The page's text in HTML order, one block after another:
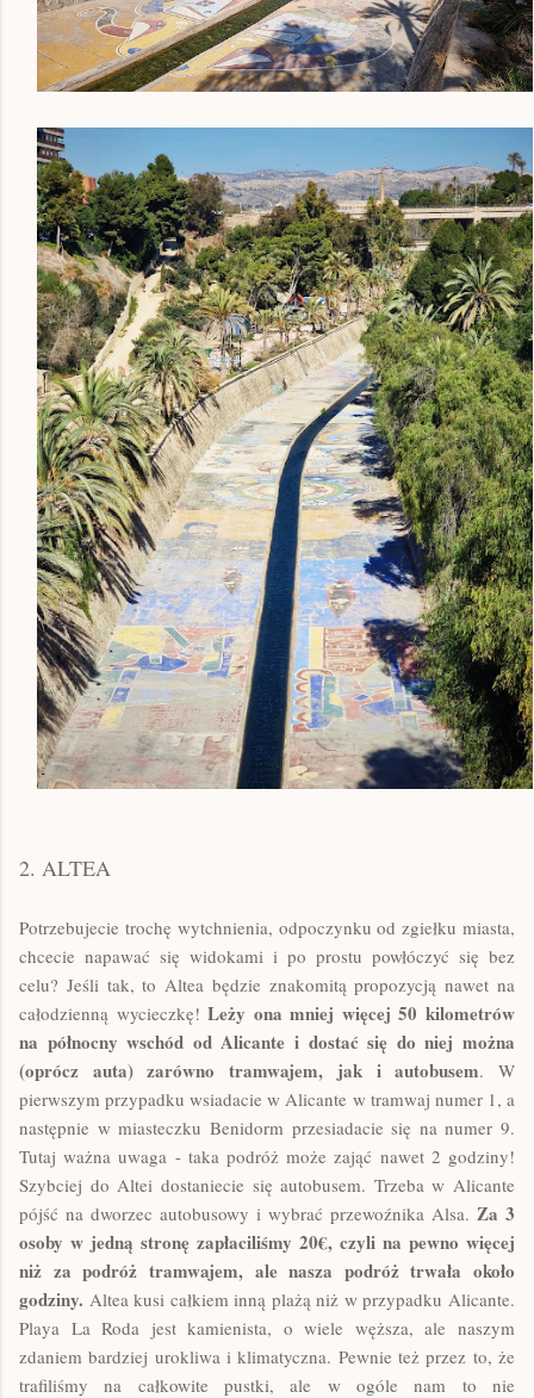
2. ALTEA
Potrzebujecie trochę wytchnienia, odpoczynku od zgiełku miasta,
chcecie napawać się widokami i po prostu powłóczyć się bez
celu? Jeśli tak, to Altea będzie znakomitą propozycją nawet na
całodzienną wycieczkę!Leży ona mniej więcej 50 kilometrów
na północny wschód od Alicante i dostać się do niej można
(oprócz auta) zarówno tramwajem, jak i autobusem. W
pierwszym przypadku wsiadacie w Alicante w tramwaj numer 1, a
następnie w miasteczku Benidorm przesiadacie się na numer 9.
Tutaj ważna uwaga - taka podróż może zająć nawet 2 godziny!
Szybciej do Altei dostaniecie się autobusem. Trzeba w Alicante
pójść na dworzec autobusowy i wybrać przewoźnika Alsa. Za 3
osoby w jedną stronę zapłaciliśmy 20€, czyli na pewno więcej
niż za podróż tramwajem, ale nasza podróż trwała około
godziny. Altea kusi całkiem inną plażą niż w przypadku Alicante.
Playa La Roda jest kamienista, o wiele węższa, ale naszym
zdaniem bardziej urokliwa i klimatyczna. Pewnie też przez to, że
trafiliśmy na całkowite pustki, ale w ogóle nam to nie